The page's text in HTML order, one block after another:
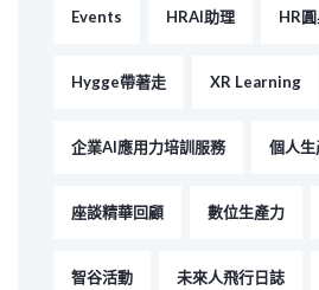
Events HRAI助理 HR
Hygge帶著走 XR Learning
企業AI應用力培訓服務 個人生
座談精華回顧 數位生產力
智谷活動 未來人飛行日誌